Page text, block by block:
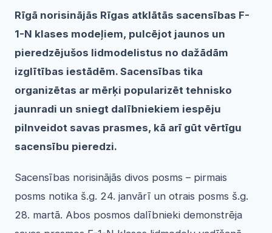
Rīgā norisinājās Rīgas atklātās sacensības F-
1-N klases modeļiem, pulcējot jaunos un
pieredzējušos lidmodelistus no dažādām
izglītības iestādēm. Sacensības tika
organizētas ar mērķi popularizēt tehnisko
jaunradi un sniegt dalībniekiem iespēju
pilnveidot savas prasmes, kā arī gūt vērtīgu
sacensību pieredzi.
Sacensības norisinājās divos posms – pirmais
posms notika š.g. 24. janvārī un otrais posms š.g.
28. martā. Abos posmos dalībnieki demonstrēja